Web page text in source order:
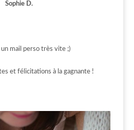
Sophie D.
un mail perso très vite ;)
et félicitations à la gagnante !